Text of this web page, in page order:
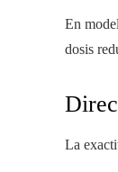
En
dosis
La